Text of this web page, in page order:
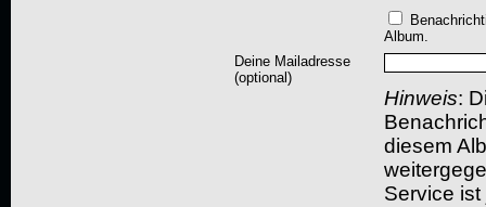
Album.
Deine Mailadresse
(optional)
Hinweis:
diesem
Service